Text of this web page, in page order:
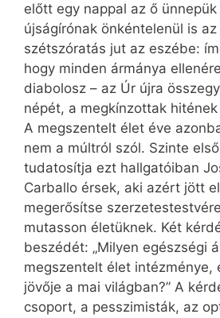
előtt egy nappal az ő
újságírónak önkéntelenül is
szétszóratás jut az eszébe:
hogy minden ármánya
diabolosz – az Úr újra
népét, a megkínzottak
A megszentelt élet éve
nem a múltról szól. Szinte
tudatosítja ezt hallgatóiban
Carballo érsek, aki azért jött
megerősítse
mutasson életüknek. Két
beszédét: „Milyen egészségi
megszentelt élet intézménye,
jövője a mai világban?” A
csoport, a pesszimisták, az